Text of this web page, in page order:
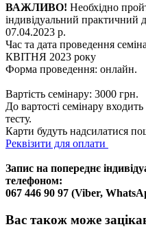
ВАЖЛИВО! Необхідно
індивідуальний практичний
07.04.2023 р.
Час та дата проведення
КВІТНЯ 2023 року
Форма проведення: онлайн.
Вартість семінару: 3000 грн.
До вартості семінару
тесту.
Карти будуть надсилатися
Реквізити для оплати
Запис на попереднє
телефоном:
067 446 90 97 (Viber,
Вас також може